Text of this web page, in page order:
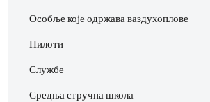
Особље које одржава ваздухоплове
Пилоти
Службе
Средња стручна школа